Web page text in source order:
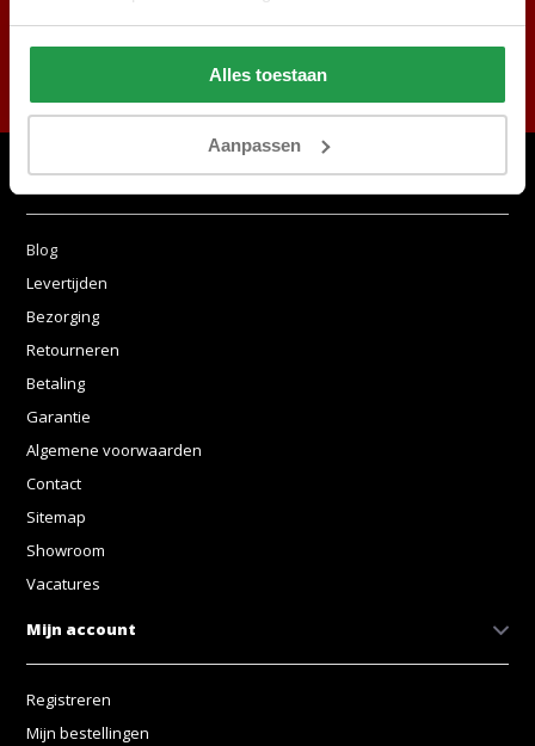
Alles toestaan
Aanpassen
* Lees hier de wettelijke beperkingen
Klantenservice
Blog
Levertijden
Bezorging
Retourneren
Betaling
Garantie
Algemene voorwaarden
Contact
Sitemap
Showroom
Vacatures
Mijn account
Registreren
Mijn bestellingen